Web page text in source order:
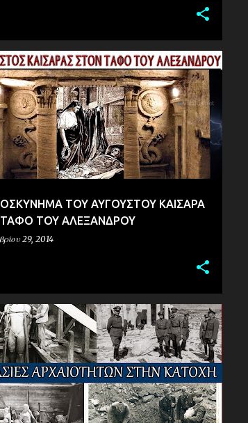
ΤΟΥ ΑΥΓΟΥΣΤΟΥ ΚΑΙΣΑΡΑ
ΤΟΥ ΑΛΕΞΑΝΔΡΟΥ
29, 2014
ΛΕΗΛΑΣΙΕΣ